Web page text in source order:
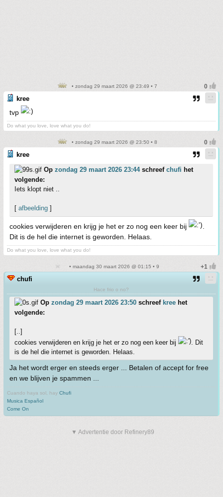
• zondag 29 maart 2026 @ 23:49 • 7
kree
tvp
Do what you love, love what you do!
• zondag 29 maart 2026 @ 23:50 • 8
kree
Op zondag 29 maart 2026 23:44schreef chufi het
volgende:
Iets klopt niet ..
[ afbeelding ]
cookies verwijderen en krijg je het er zo nog een keer bij
Dit is de hel die internet is geworden. Helaas.
Do what you love, love what you do!
• maandag 30 maart 2026 @ 01:15 • 9
chufi
Hace frio o no?
Op zondag 29 maart 2026 23:50 schreef kree het
volgende:
[..]
cookies verwijderen en krijg je het er zo nog een keer bij
. Dit
is de hel die internet is geworden. Helaas.
Ja het wordt erger en steeds erger ... Betalen of accept for free
en we blijven je spammen ...
Cuando haya sol, hay Chufi
Musica Español
Come On
▼ Advertentie door Refinery89